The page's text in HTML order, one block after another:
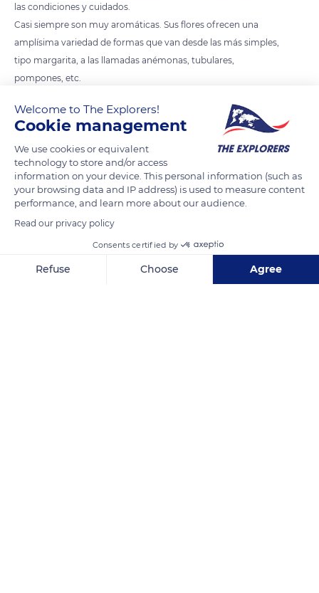
las condiciones y cuidados.
Casi siempre son muy aromáticas. Sus flores ofrecen una
amplísima variedad de formas que van desde las más simples,
tipo margarita, a las llamadas anémonas, tubulares,
pompones, etc.
READ MORE TRANSLATE
Welcome to The Explorers!
Cookie management
We use cookies or equivalent
technology to store and/or access
information on your device. This personal information (such as
your browsing data and IP address) is used to measure content
performance, and learn more about our audience.
Read our privacy policy
Consents certified by
Refuse Choose Agree